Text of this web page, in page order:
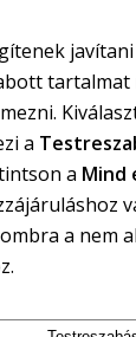
– tagfelvétel
tartalmat
a
a Mind
a nem